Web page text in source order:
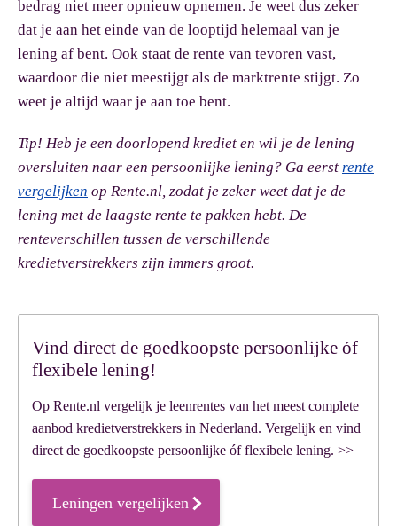
bedrag niet meer opnieuw opnemen. Je weet dus zeker
dat je aan het einde van de looptijd helemaal van je
lening af bent. Ook staat de rente van tevoren vast,
waardoor die niet meestijgt als de marktrente stijgt. Zo
weet je altijd waar je aan toe bent.
Tip! Heb je een doorlopend krediet en wil je de lening
oversluiten naar een persoonlijke lening? Ga eerst rente
vergelijken op Rente.nl, zodat je zeker weet dat je de
lening met de laagste rente te pakken hebt. De
renteverschillen tussen de verschillende
kredietverstrekkers zijn immers groot.
Vind direct de goedkoopste persoonlijke óf
flexibele lening!
Op Rente.nl vergelijk je leenrentes van het meest complete
aanbod kredietverstrekkers in Nederland. Vergelijk en vind
direct de goedkoopste persoonlijke óf flexibele lening. >>
Leningen vergelijken